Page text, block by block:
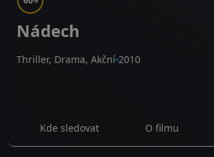
Nádech
Thriller, Drama, Akční 2010
Kde sledovat O filmu